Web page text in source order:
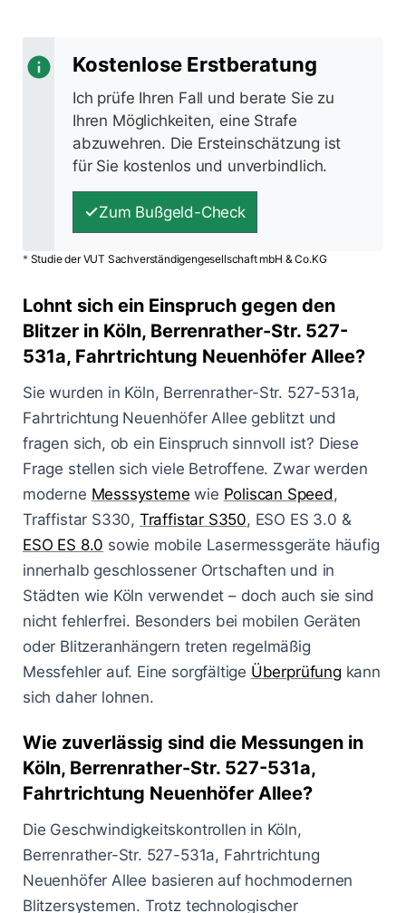
Kostenlose Erstberatung
Ich prüfe Ihren Fall und berate Sie zu
Ihren Möglichkeiten, eine Strafe
abzuwehren. Die Ersteinschätzung ist
für Sie kostenlos und unverbindlich.
Zum Bußgeld-Check
* Studie der VUT Sachverständigengesellschaft mbH & Co.KG
Lohnt sich ein Einspruch gegen den
Blitzer in Köln, Berrenrather-Str. 527-
531a, Fahrtrichtung Neuenhöfer Allee?
Sie wurden in Köln, Berrenrather-Str. 527-531a,
Fahrtrichtung Neuenhöfer Allee geblitzt und
fragen sich, ob ein Einspruch sinnvoll ist? Diese
Frage stellen sich viele Betroffene. Zwar werden
moderne Messsysteme wie Poliscan Speed,
Traffistar S330, Traffistar S350, ESO ES 3.0 &
ESO ES 8.0 sowie mobile Lasermessgeräte häufig
innerhalb geschlossener Ortschaften und in
Städten wie Köln verwendet – doch auch sie sind
nicht fehlerfrei. Besonders bei mobilen Geräten
oder Blitzeranhängern treten regelmäßig
Messfehler auf. Eine sorgfältige Überprüfung kann
sich daher lohnen.
Wie zuverlässig sind die Messungen in
Köln, Berrenrather-Str. 527-531a,
Fahrtrichtung Neuenhöfer Allee?
Die Geschwindigkeitskontrollen in Köln,
Berrenrather-Str. 527-531a, Fahrtrichtung
Neuenhöfer Allee basieren auf hochmodernen
Blitzersystemen. Trotz technologischer